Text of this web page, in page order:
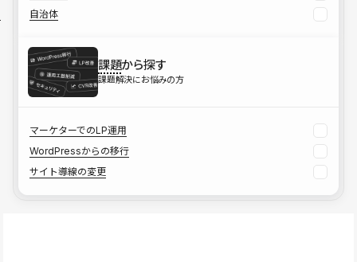
自治体
課題から探す
課題解決にお悩みの方
マーケターでのLP運用
WordPressからの移行
サイト導線の変更